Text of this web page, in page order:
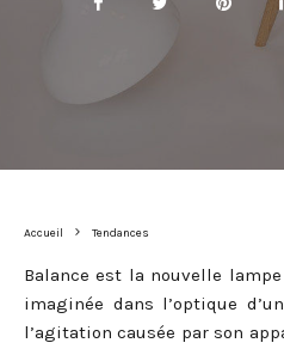
Accueil Tendances
Balance est la nouvelle
imaginée dans l’optique
l’agitation causée par son